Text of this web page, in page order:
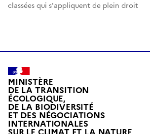
classées qui s'appliquent de plein droit
MINISTÈRE
DE LA TRANSITION
ÉCOLOGIQUE,
DE LA BIODIVERSITÉ
ET DES NÉGOCIATIONS
INTERNATIONALES